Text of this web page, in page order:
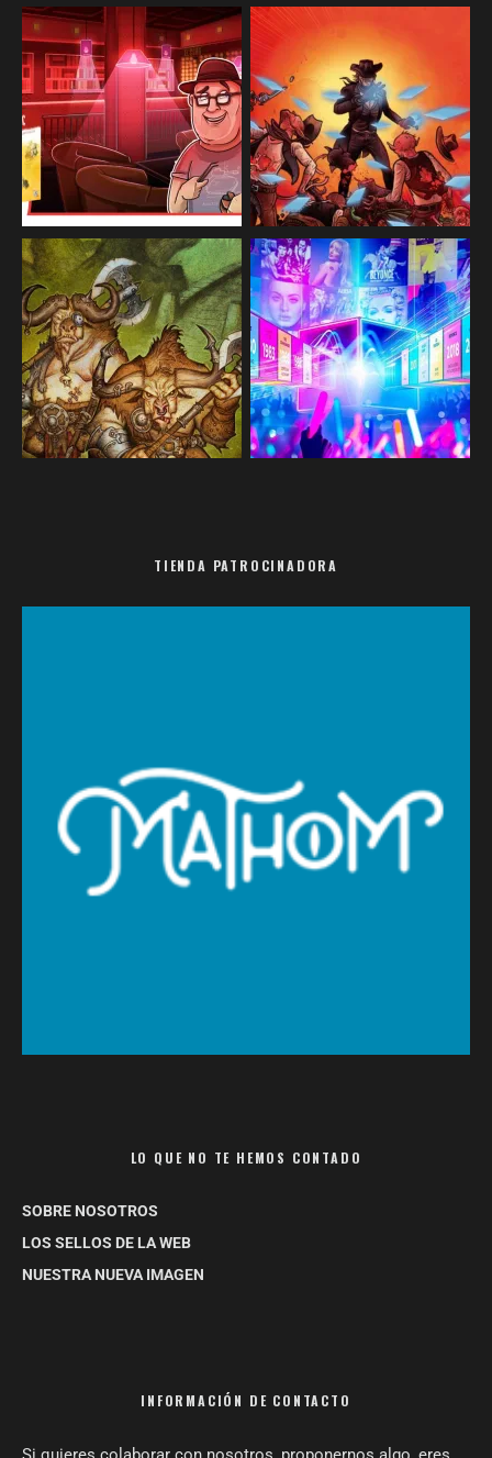
TIENDA PATROCINADORA
LO QUE NO TE HEMOS CONTADO
SOBRE NOSOTROS
LOS SELLOS DE LA WEB
NUESTRA NUEVA IMAGEN
INFORMACIÓN DE CONTACTO